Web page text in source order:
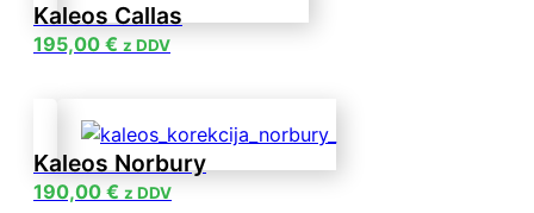
Kaleos Callas
195,00 € z DDV
Kaleos Norbury
190,00 € z DDV